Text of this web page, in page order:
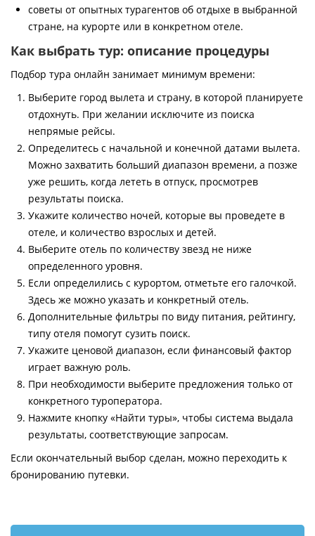
советы от опытных турагентов об отдыхе в выбранной
стране, на курорте или в конкретном отеле.
Как выбрать тур: описание процедуры
Подбор тура онлайн занимает минимум времени:
Выберите город вылета и страну, в которой планируете
отдохнуть. При желании исключите из поиска
непрямые рейсы.
Определитесь с начальной и конечной датами вылета.
Можно захватить больший диапазон времени, а позже
уже решить, когда лететь в отпуск, просмотрев
результаты поиска.
Укажите количество ночей, которые вы проведете в
отеле, и количество взрослых и детей.
Выберите отель по количеству звезд не ниже
определенного уровня.
Если определились с курортом, отметьте его галочкой.
Здесь же можно указать и конкретный отель.
Дополнительные фильтры по виду питания, рейтингу,
типу отеля помогут сузить поиск.
Укажите ценовой диапазон, если финансовый фактор
играет важную роль.
При необходимости выберите предложения только от
конкретного туроператора.
Нажмите кнопку «Найти туры», чтобы система выдала
результаты, соответствующие запросам.
Если окончательный выбор сделан, можно переходить к
бронированию путевки.